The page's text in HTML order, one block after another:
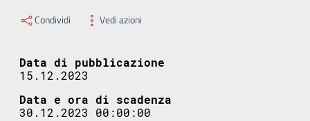
Condividi Vedi azioni
Data di pubblicazione
15.12.2023
Data e ora di scadenza
30.12.2023 00:00:00